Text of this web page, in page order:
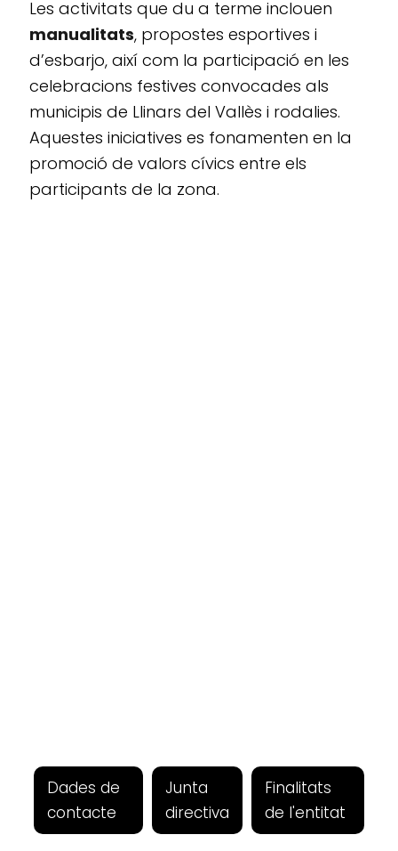
Les activitats que du a terme inclouen
manualitats, propostes esportives i
d’esbarjo, així com la participació en les
celebracions festives convocades als
municipis de Llinars del Vallès i rodalies.
Aquestes iniciatives es fonamenten en la
promoció de valors cívics entre els
participants de la zona.
Dades de
contacte
Junta
directiva
Finalitats
de l'entitat